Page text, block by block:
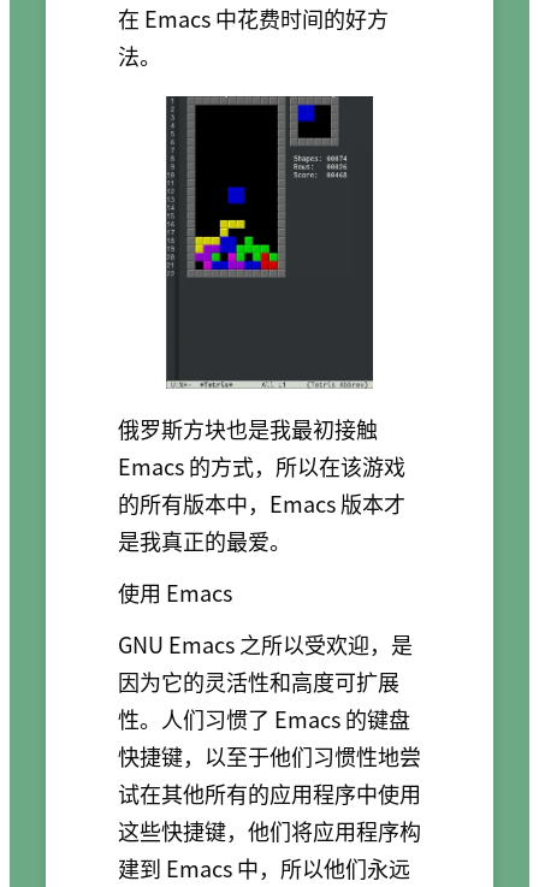
在 Emacs 中花费时间的好方
法。
俄罗斯方块也是我最初接触
Emacs 的方式，所以在该游戏
的所有版本中，Emacs 版本才
是我真正的最爱。
使用 Emacs
GNU Emacs 之所以受欢迎，是
因为它的灵活性和高度可扩展
性。人们习惯了 Emacs 的键盘
快捷键，以至于他们习惯性地尝
试在其他所有的应用程序中使用
这些快捷键，他们将应用程序构
建到 Emacs 中，所以他们永远